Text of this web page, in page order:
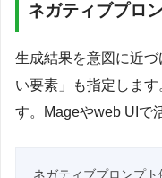
ネガティブプロ
生成結果を意図に近
い要素」も指定しま
す。Mageやweb UIで
ネガティブプロンプト